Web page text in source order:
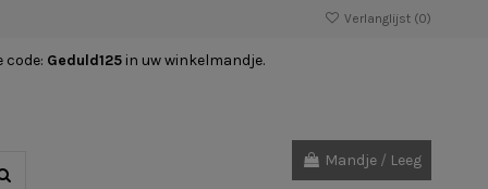
Verlanglijst (0)
code: Geduld125 in uw winkelmandje.
Mandje / Leeg